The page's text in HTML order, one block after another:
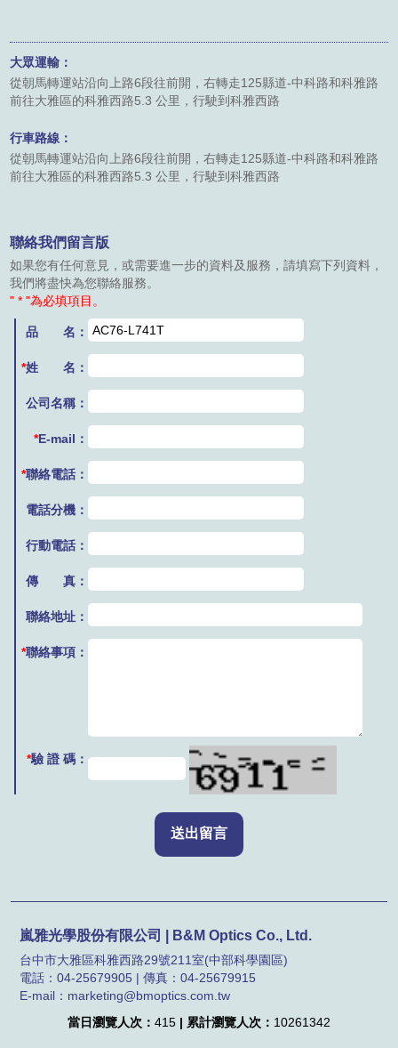
大眾運輸：
從朝馬轉運站沿向上路6段往前開，右轉走125縣道-中科路和科雅路
前往大雅區的科雅西路5.3 公里，行駛到科雅西路
行車路線：
從朝馬轉運站沿向上路6段往前開，右轉走125縣道-中科路和科雅路
前往大雅區的科雅西路5.3 公里，行駛到科雅西路
聯絡我們留言版
如果您有任何意見，或需要進一步的資料及服務，請填寫下列資料，
我們將盡快為您聯絡服務。
" * "為必填項目。
品 名：
*姓 名：
公司名稱：
*E-mail：
*聯絡電話：
電話分機：
行動電話：
傳 真：
聯絡地址：
*聯絡事項：
*驗 證 碼：
嵐雅光學股份有限公司 | B&M Optics Co., Ltd.
台中市大雅區科雅西路29號211室(中部科學園區)
電話：04-25679905 | 傳真：04-25679915
E-mail：marketing@bmoptics.com.tw
當日瀏覽人次： 415 | 累計瀏覽人次： 10261342